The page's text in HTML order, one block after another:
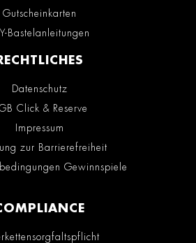
Gutscheinkarten
Bastelanleitungen
Datenschutz
Click & Reserve
Impressum
zur Barrierefreiheit
Gewinnspiele